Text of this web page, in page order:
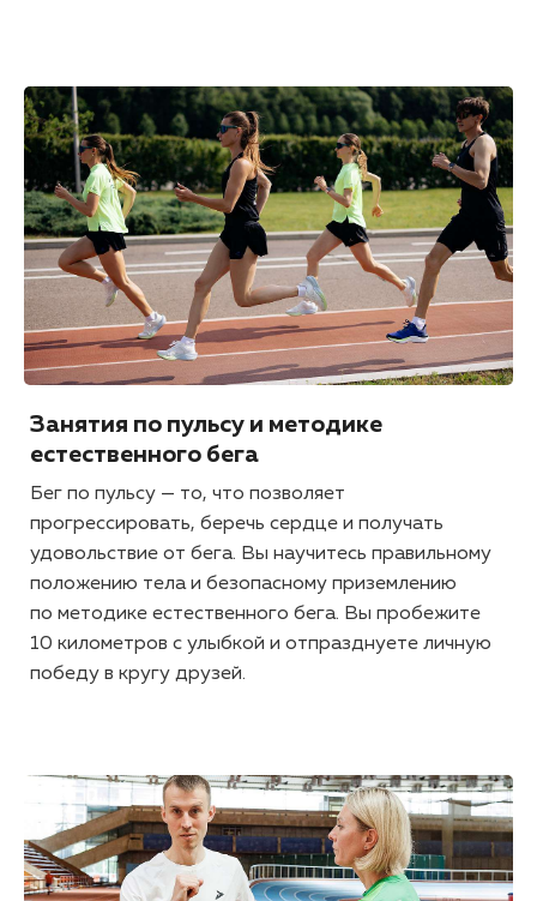
Занятия по пульсу и методике
естественного бега
Бег по пульсу — то, что позволяет
прогрессировать, беречь сердце и получать
удовольствие от бега. Вы научитесь правильному
положению тела и безопасному приземлению
по методике естественного бега. Вы пробежите
10 километров с улыбкой и отпразднуете личную
победу в кругу друзей.